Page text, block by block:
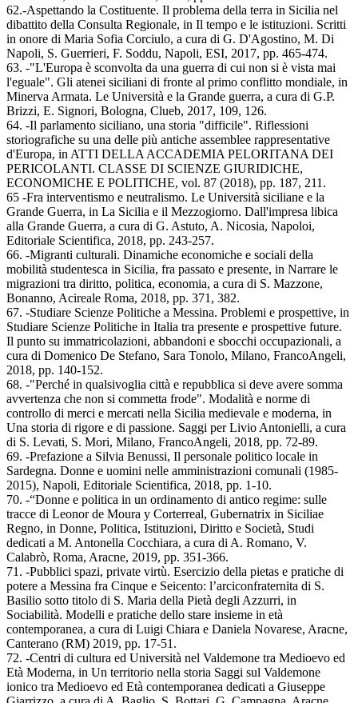
62.-Aspettando la Costituente. Il problema della terra in Sicilia nel
dibattito della Consulta Regionale, in Il tempo e le istituzioni. Scritti
in onore di Maria Sofia Corciulo, a cura di G. D'Agostino, M. Di
Napoli, S. Guerrieri, F. Soddu, Napoli, ESI, 2017, pp. 465-474.
63. -"L'Europa è sconvolta da una guerra di cui non si è vista mai
l'eguale". Gli atenei siciliani di fronte al primo conflitto mondiale, in
Minerva Armata. Le Università e la Grande guerra, a cura di G.P.
Brizzi, E. Signori, Bologna, Clueb, 2017, 109, 126.
64. -Il parlamento siciliano, una storia "difficile". Riflessioni
storiografiche su una delle più antiche assemblee rappresentative
d'Europa, in ATTI DELLA ACCADEMIA PELORITANA DEI
PERICOLANTI. CLASSE DI SCIENZE GIURIDICHE,
ECONOMICHE E POLITICHE, vol. 87 (2018), pp. 187, 211.
65 -Fra interventismo e neutralismo. Le Università siciliane e la
Grande Guerra, in La Sicilia e il Mezzogiorno. Dall'impresa libica
alla Grande Guerra, a cura di G. Astuto, A. Nicosia, Napoloi,
Editoriale Scientifica, 2018, pp. 243-257.
66. -Migranti culturali. Dinamiche economiche e sociali della
mobilità studentesca in Sicilia, fra passato e presente, in Narrare le
migrazioni tra diritto, politica, economia, a cura di S. Mazzone,
Bonanno, Acireale Roma, 2018, pp. 371, 382.
67. -Studiare Scienze Politiche a Messina. Problemi e prospettive, in
Studiare Scienze Politiche in Italia tra presente e prospettive future.
Il punto su immatricolazioni, abbandoni e sbocchi occupazionali, a
cura di Domenico De Stefano, Sara Tonolo, Milano, FrancoAngeli,
2018, pp. 140-152.
68. -"Perché in qualsivoglia città e repubblica si deve avere somma
avvertenza che non si commetta frode". Modalità e norme di
controllo di merci e mercati nella Sicilia medievale e moderna, in
Una storia di rigore e di passione. Saggi per Livio Antonielli, a cura
di S. Levati, S. Mori, Milano, FrancoAngeli, 2018, pp. 72-89.
69. -Prefazione a Silvia Benussi, Il personale politico locale in
Sardegna. Donne e uomini nelle amministrazioni comunali (1985-
2015), Napoli, Editoriale Scientifica, 2018, pp. 1-10.
70. -“Donne e politica in un ordinamento di antico regime: sulle
tracce di Leonor de Moura y Corterreal, Gubernatrix in Siciliae
Regno, in Donne, Politica, Istituzioni, Diritto e Società, Studi
dedicati a M. Antonella Cocchiara, a cura di A. Romano, V.
Calabrò, Roma, Aracne, 2019, pp. 351-366.
71. -Pubblici spazi, private virtù. Esercizio della pietas e pratiche di
potere a Messina fra Cinque e Seicento: l’arciconfraternita di S.
Basilio sotto titolo di S. Maria della Pietà degli Azzurri, in
Sociabilità. Modelli e pratiche dello stare insieme in età
contemporanea, a cura di Luigi Chiara e Daniela Novarese, Aracne,
Canterano (RM) 2019, pp. 17-51.
72. -Centri di cultura ed Università nel Valdemone tra Medioevo ed
Età Moderna, in Un territorio nella storia Saggi sul Valdemone
ionico tra Medioevo ed Età contemporanea dedicati a Giuseppe